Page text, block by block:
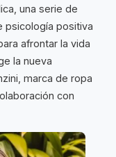
una serie de
psicología positiva
afrontar la vida
la nueva
marca de ropa
con